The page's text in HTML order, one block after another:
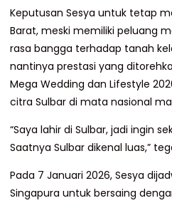
Keputusan Sesya untuk tetap
Barat, meski memiliki peluang
rasa bangga terhadap tanah
nantinya prestasi yang
Mega Wedding dan Lifestyle
citra Sulbar di mata nasional
“Saya lahir di Sulbar, jadi ingin
Saatnya Sulbar dikenal luas,”
Pada 7 Januari 2026, Sesya
Singapura untuk bersaing